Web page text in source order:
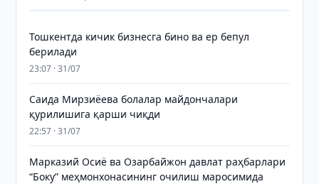
Тошкентда кичик бизнесга бино ва ер бепул
берилади
23:07 · 31/07
Саида Мирзиёева болалар майдончалари
қурилишига қарши чиқди
22:57 · 31/07
Марказий Осиё ва Озарбайжон давлат раҳбарлари
“Боку” меҳмонхонасининг очилиш маросимида